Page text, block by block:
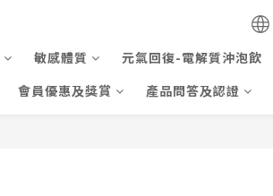
敏感體質 元氣回復-電解質沖泡飲
會員優惠及獎賞 產品問答及認證